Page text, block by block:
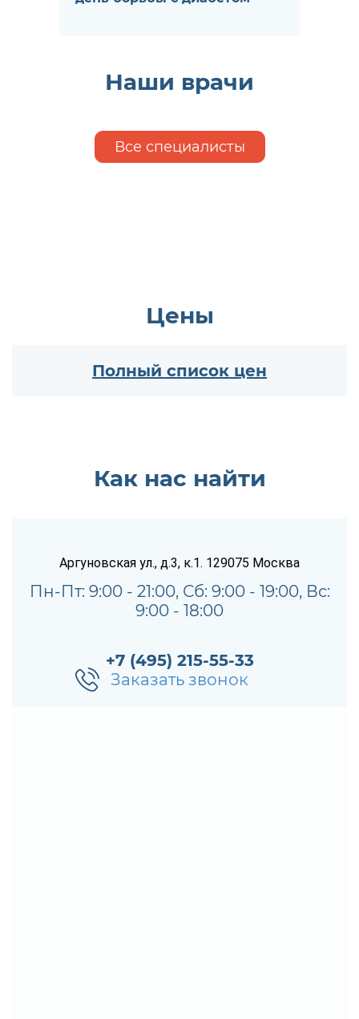
Наши врачи
Все специалисты
Цены
Полный список цен
Как нас найти
Аргуновская ул., д.3, к.1. 129075 Москва
Пн-Пт: 9:00 - 21:00, Сб: 9:00 - 19:00, Вс:
9:00 - 18:00
+7 (495) 215-55-33
Заказать звонок